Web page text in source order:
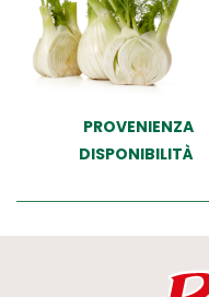
PROVENIENZA
DISPONIBILITÀ